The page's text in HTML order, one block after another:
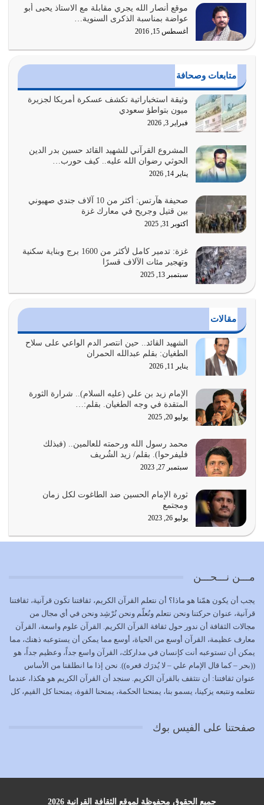
وعد الله تعالى من يُقتل في سبيله بالحياة الأبدية والرزق
والاستبشار والنجاة والخلود في…
يوليو 29, 2026
القرآن الكريم هو أهم مصدر لمعرفة رسول الله معرفة سيرته
معرفة شخصيته معرفة عظمته
يوليو 28, 2026
هل نحن من الصالحين؟ قيِّم نفسك هنا اترك القرآن على أصله
وأعرض نفسك، وأعرض ما لديك على…
يوليو 27, 2026
عندما يكون عدوك هو عدو الله معناه أن تكون نقاط الضعف
فيه كثيرة وسينصرك الله عليه إذا…
يوليو 26, 2026
أراد الله لهذه الأمة ان تكون خير امة أخرجت للناس بالنهوض
بالأمر بالمعروف والنهي عن…
يوليو 25, 2026
الدين الذي شرعه الله لا يجوز أن يخضع لآرائنا وأهوائنا
أي أمة تتفرق في الدين وتتفرق في كيانها معناه أنها أصبحت
أمة عاجزة عن النهوض…
يوليو 23, 2026
بحبل الله جميعاً وليس كل…
يوليو 22, 2026
يشاء ويذل من يشاء
يوليو 21, 2026
كل زمان…
يوليو 19, 2026
الوظيفة عبارة عن مسؤولية يجب النهوض بها كما ينبغي لكي
وَالْمُنْفِقِينَ…
يوليو 17, 2026
الاعتصام بحبل الله أمر إلهي للمؤمنين وهو بمثابة سبب بينهم
وبين الله يترتب عليه النصر…
يوليو 16, 2026
إما أن نحاول أن نكون من أولياء الله فيتم على أيدينا ضرب
يوليو 15, 2026
موقع أنصار الله يجري مقابلة مع الاستاذ يحيى أبو
عواضة بمناسبة الذكرى السنوية…
أغسطس 15, 2016
متابعات وصحافة
وثيقة استخباراتية تكشف عسكرة أمريكا لجزيرة
ميون بتواطؤ سعودي
فبراير 3, 2026
المشروع القرآني للشهيد القائد حسين بدر الدين
الحوثي رضوان الله عليه.. كيف حورب…
يناير 14, 2026
صحيفة هآرتس: أكثر من 10 آلاف جندي صهيوني
بين قتيل وجريح في معارك غزة
أكتوبر 31, 2025
غزة: تدمير كامل لأكثر من 1600 برج وبناية سكنية
وتهجير مئات الآلاف قسرًا
سبتمبر 13, 2025
مقالات
الشهيد القائد.. حين انتصر الدم الواعي على سلاح
الطغيان: بقلم عبدالله الحمران
يناير 11, 2026
الإمام زيد بن علي (عليه السلام).. شرارة الثورة
المتقدة في وجه الطغيان. بقلم:…
يوليو 20, 2025
محمد رسول الله ورحمته للعالمين.. (فبذلك
فليفرحوا). بقلم/ زيد الشُريف
سبتمبر 27, 2023
ثورة الإمام الحسين ضد الطاغوت لكل زمان
ومجتمع
يوليو 26, 2023
مـــن نـــحـــن
يجب أن يكون همّنا هو ماذا؟ أن نتعلم القرآن الكريم، ثقافتنا تكون قرآنية، ثقافتنا
قرآنية، عنوان حركتنا ونحن نتعلم ونُعلّم ونحن نُرْشِد ونحن في أي مجال من
مجالات الثقافة أن ندور حول ثقافة القرآن الكريم. القرآن علوم واسعة، القرآن
معارف عظيمة، القرآن أوسع من الحياة، أوسع مما يمكن أن يستوعبه ذهنك، مما
يمكن أن تستوعبه أنت كإنسان في مداركك، القرآن واسع جداً، وعظيم جداً، هو
((بحر – كما قال الإمام علي – لا يُدرَك قعره)). نحن إذا ما انطلقنا من الأساس
عنوان ثقافتنا: أن نتثقف بالقرآن الكريم. سنجد أن القرآن الكريم هو هكذا، عندما
نتعلمه ونتبعه يزكينا، يسمو بنا، يمنحنا الحكمة، يمنحنا القوة، يمنحنا كل القيم، كل
بمستوى أن نثقف الآخرين بالقرآن الكريم، وأن نتثقف بثقافة القرآن الكريم
صفحتنا على الفيس بوك
جميع الحقوق محفوظة لموقع الثقافة القرانية 2026